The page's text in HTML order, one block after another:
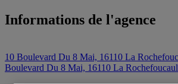
Informations de l'agence
10 Boulevard Du 8 Mai, 16110 La
Boulevard Du 8 Mai, 16110 La